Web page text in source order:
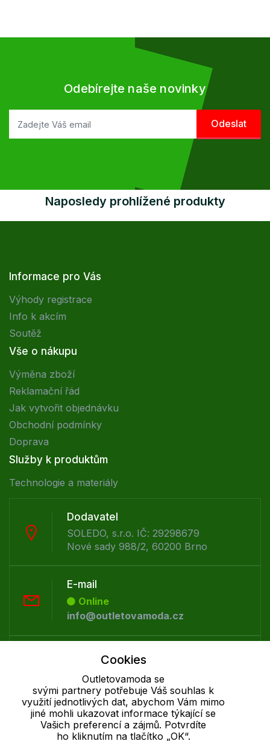
Odebírejte naše novinky
Naposledy prohlížené produkty
Informace pro Vás
Výhody registrace
Info k akcím
Soutěž
Vše o nákupu
Výměna zboží
Reklamační řád
Jak vytvořit objednávku
Obchodní podmínky
Doprava
Služby k produktům
Technologie a materiály
Dodavatel
SOLEDO, s.r.o. IČ: 29298679
Nové sady 988/2, 60200 Brno
E-mail
Online
info@outletovamoda.cz
Telefon :
+420 530 334 926
Cookie - podrobné nastavení | Další informace | Ochrana osobních
Cookies
Outletovamoda se
svými partnery potřebuje Váš souhlas k
využití jednotlivých dat, abychom Vám mimo
jiné mohli ukazovat informace týkající se
Vašich preferencí a zájmů. Potvrdíte
ho kliknutím na tlačítko „OK“.